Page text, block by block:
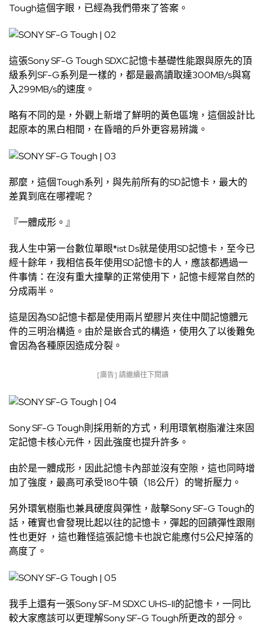
Tough這個字眼，已經為我們帶來了答案。
這張Sony SF-G Tough SDXC記憶卡基礎性能跟與原先的頂
級系列SF-G系列是一樣的，都是最高讀取達300MB/s與寫
入299MB/s的速度。
略有不同的是，外觀上新增了鮮明的黃色區塊，這個設計比
起原本的黑白相間，在昏暗的戶外更容易辨識。
那麼，這個Tough系列，與先前所有的SD記憶卡，最大的
差異到底在哪裡呢？
『一體成形。』
我人生中第一台數位單眼*ist Ds就是使用SD記憶卡，至今已
經十餘年，我相信長年使用SD記憶卡的人，應該都遇過一
件事情：在沒有重大撞擊的正常使用下，記憶卡經常自然的
分成兩半。
這是因為SD記憶卡都是使用兩片塑膠片夾住中間記憶體元
件的三明治構造。由於是嵌合式的構造，使用久了以後難免
會因為各種原因造成分裂。
[廣告] 請繼續往下閱讀
Sony SF-G Tough則採用新的方式，利用環氧樹脂灌注來固
定記憶卡核心元件，因此強度也提升許多。
由於是一體成形，因此記憶卡內部並沒有空隙，這也同時增
加了強度，最高可承受180牛頓（18公斤）的彎折壓力。
另外環氧樹脂也兼具硬度與彈性，敲擊Sony SF-G Tough的
話，確實也會發現比起以往的記憶卡，彈起的回饋彈性跟剛
性也更好 ，這也難怪這張記憶卡也說它能應付5公尺掉落的
高度了。
我手上還有一張Sony SF-M SDXC UHS-II的記憶卡，一同比
較大家應該可以更理解Sony SF-G Tough所更改的部分。